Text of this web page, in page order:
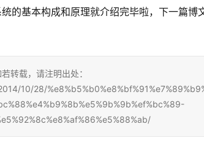
的基本构成和原理就介绍完毕啦，下一篇博
转载，请注明出处：
10/28/